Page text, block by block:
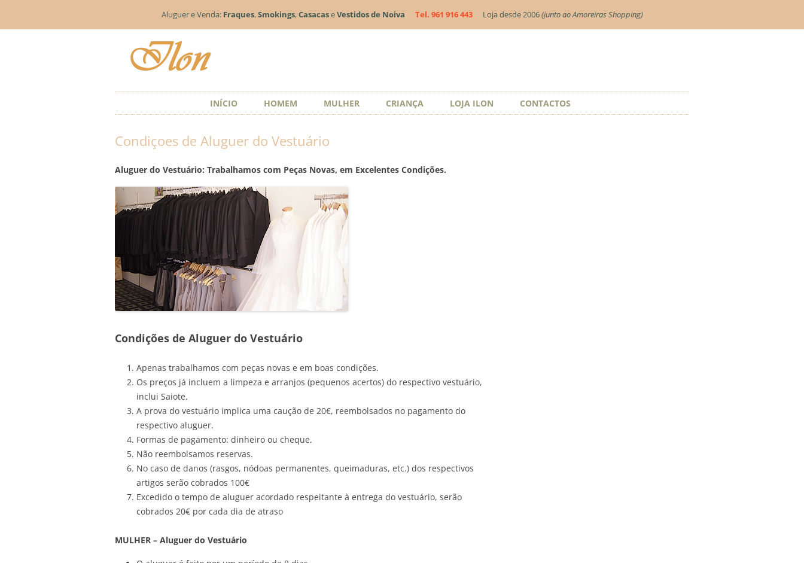
Aluguer e Venda: Fraques,Smokings,CasacaseVestidos de Noiva Tel. 961 916 443 Loja desde 2006(junto ao Amoreiras Shopping)
Saltar
para
o
INÍCIO HOMEM MULHER CRIANÇA LOJA ILON CONTACTOS
Condiçoes de Aluguer do Vestuário
Aluguer do Vestuário: Trabalhamos com Peças Novas, em Excelentes Condições.
Condições de Aluguer do Vestuário
Apenas trabalhamos com peças novas e em boas condições.
Os preços já incluem a limpeza e arranjos (pequenos acertos) do respectivo vestuário,
inclui Saiote.
A prova do vestuário implica uma caução de 20€, reembolsados no pagamento do
respectivo aluguer.
Formas de pagamento: dinheiro ou cheque.
Não reembolsamos reservas.
No caso de danos (rasgos, nódoas permanentes, queimaduras, etc.) dos respectivos
artigos serão cobrados 100€
Excedido o tempo de aluguer acordado respeitante à entrega do vestuário, serão
cobrados 20€ por cada dia de atraso
MULHER – Aluguer do Vestuário